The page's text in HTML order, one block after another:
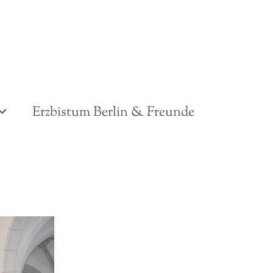
Erzbistum Berlin & Freunde